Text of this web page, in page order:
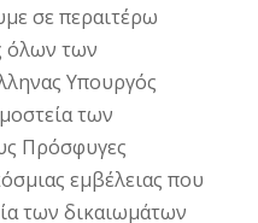
σε περαιτέρω
όλων των
Υπουργός
των
Πρόσφυγες
εμβέλειας που
των δικαιωμάτων